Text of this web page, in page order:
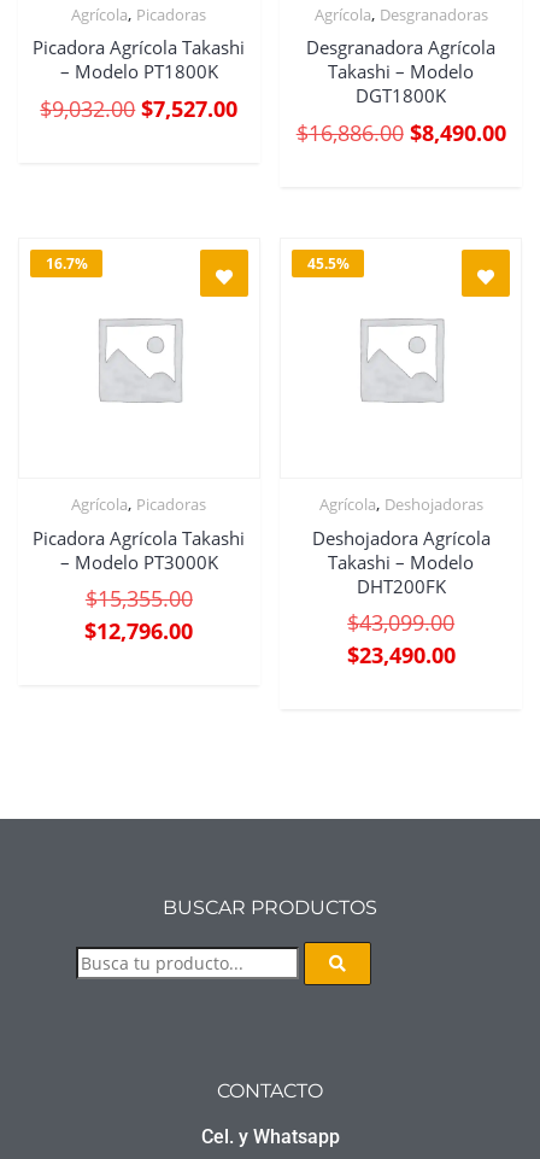
Agrícola, Picadoras
Picadora Agrícola Takashi
– Modelo PT1800K
$9,032.00 $7,527.00
Agrícola, Desgranadoras
Desgranadora Agrícola
Takashi – Modelo
DGT1800K
$16,886.00 $8,490.00
16.7%
Agrícola, Picadoras
Picadora Agrícola Takashi
– Modelo PT3000K
$15,355.00
$12,796.00
45.5%
Agrícola, Deshojadoras
Deshojadora Agrícola
Takashi – Modelo
DHT200FK
$43,099.00
$23,490.00
BUSCAR PRODUCTOS
CONTACTO
Cel. y Whatsapp